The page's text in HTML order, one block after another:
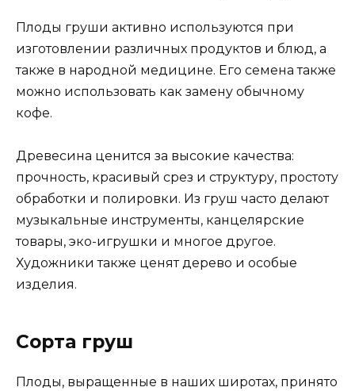
Плоды груши активно используются при
изготовлении различных продуктов и блюд, а
также в народной медицине. Его семена также
можно использовать как замену обычному
кофе.
Древесина ценится за высокие качества:
прочность, красивый срез и структуру, простоту
обработки и полировки. Из груш часто делают
музыкальные инструменты, канцелярские
товары, эко-игрушки и многое другое.
Художники также ценят дерево и особые
изделия.
Сорта груш
Плоды, выращенные в наших широтах, принято